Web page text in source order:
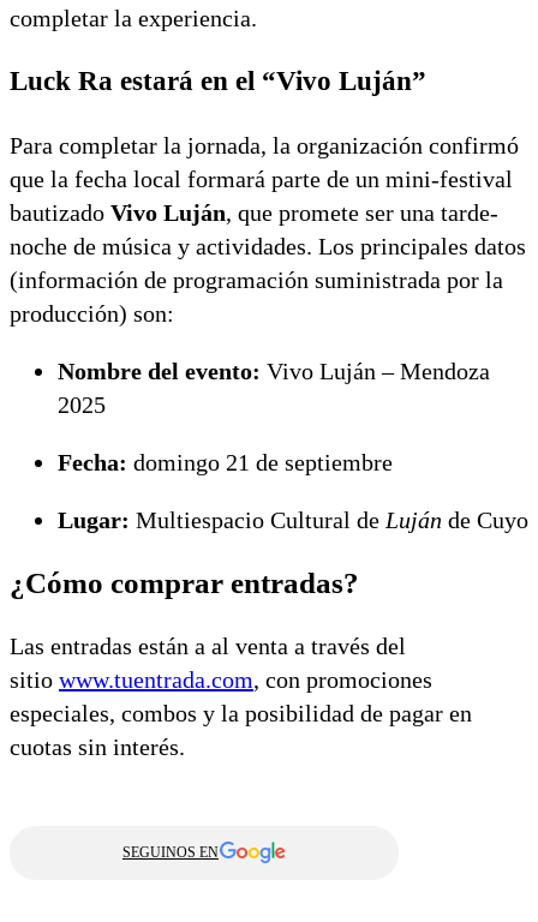
completar la experiencia.
Luck Ra estará en el “Vivo Luján”
Para completar la jornada, la organización confirmó
que la fecha local formará parte de un mini-festival
bautizado Vivo Luján, que promete ser una tarde-
noche de música y actividades. Los principales datos
(información de programación suministrada por la
producción) son:
Nombre del evento: Vivo Luján – Mendoza
2025
Fecha: domingo 21 de septiembre
Lugar: Multiespacio Cultural de Luján de Cuyo
¿Cómo comprar entradas?
Las entradas están a al venta a través del
sitio www.tuentrada.com, con promociones
especiales, combos y la posibilidad de pagar en
cuotas sin interés.
SEGUINOS EN